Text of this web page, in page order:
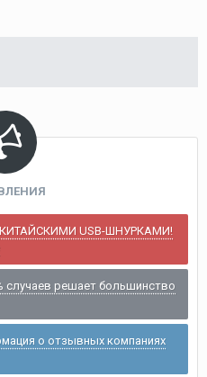
USB-ШНУРКАМИ!
случаев решает большинство
о отзывных компаниях